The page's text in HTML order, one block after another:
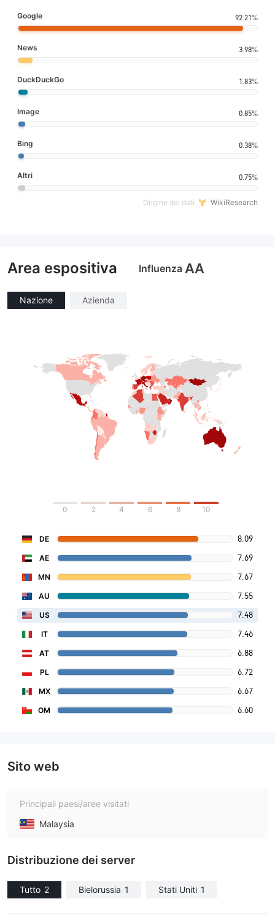
Google 92.21%
News 3.98%
DuckDuckGo 1.83%
Image 0.85%
Bing 0.38%
Altri 0.75%
Origine dei dati WikiResearch
Area espositiva Influenza AA
Nazione Azienda
0 2 4 6 8 10
DE 8.09
AE 7.69
MN 7.67
AU 7.55
US 7.48
IT 7.46
AT 6.88
PL 6.72
MX 6.67
OM 6.60
Sito web
Principali paesi/aree visitati
Malaysia
Distribuzione dei server
Tutto 2 Bielorussia 1 Stati Uniti 1